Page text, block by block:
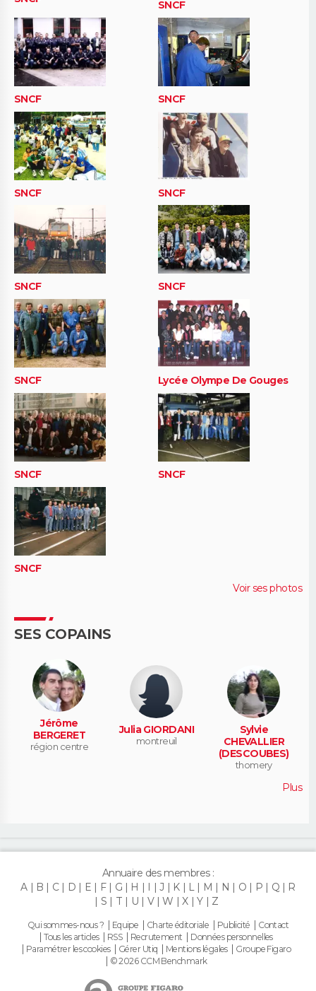
SNCF
SNCF SNCF
SNCF SNCF
SNCF SNCF
SNCF Lycée Olympe De Gouges
SNCF SNCF
SNCF
Voir ses photos
SES COPAINS
Jérôme
BERGERET
région centre
Julia GIORDANI
montreuil
Sylvie
CHEVALLIER
(DESCOUBES)
thomery
Plus
Annuaire des membres :
A
B C D E F G H I J K L M N O P Q
R
S
T U V W X Y Z
Qui sommes-nous ? Equipe Charte éditoriale Publicité
Contact
Tous les articles
RSS Recrutement
Données personnelles
Paramétrer les cookies
Gérer Utiq Mentions légales
Groupe Figaro
© 2026 CCM Benchmark